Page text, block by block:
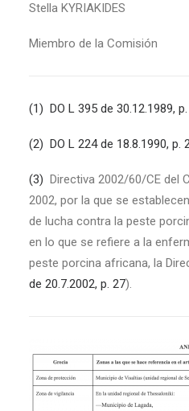
Stella KYRIAKIDES
Miembro de la Comisión
(1) DO L 395 de 30.12.1989,
(2) DO L 224 de 18.8.1990, p.
(3) Directiva 2002/60/CE del
2002, por la que se
de lucha contra la peste
en lo que se refiere a la
peste porcina africana, la
de 20.7.2002, p. 27).